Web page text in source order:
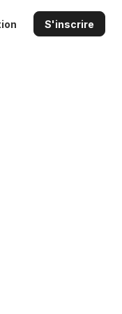
S'inscrire